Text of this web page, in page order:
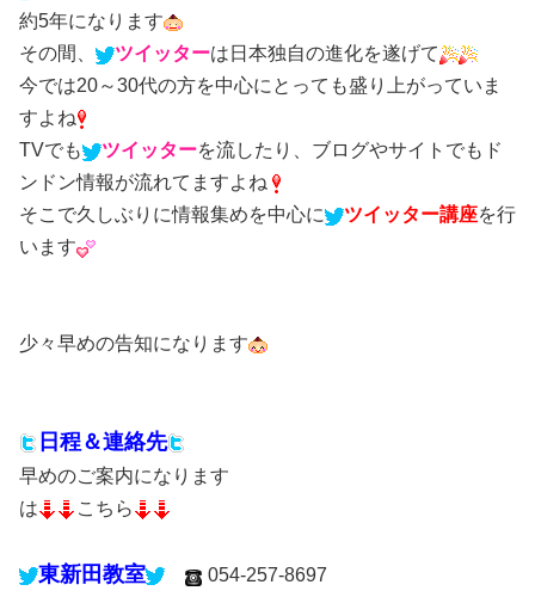
約5年になります
その間、
ツイッターは日本独自の進化を遂げて
今では20～30代の方を中心にとっても盛り上がっていま
すよね
TVでも
ツイッターを流したり、ブログやサイトでもド
ンドン情報が流れてますよね
そこで久しぶりに情報集めを中心に
ツイッター講座を行
います
少々早めの告知になります
日程＆連絡先
早めのご案内になります
は
こちら
東新田教室 054-257-8697